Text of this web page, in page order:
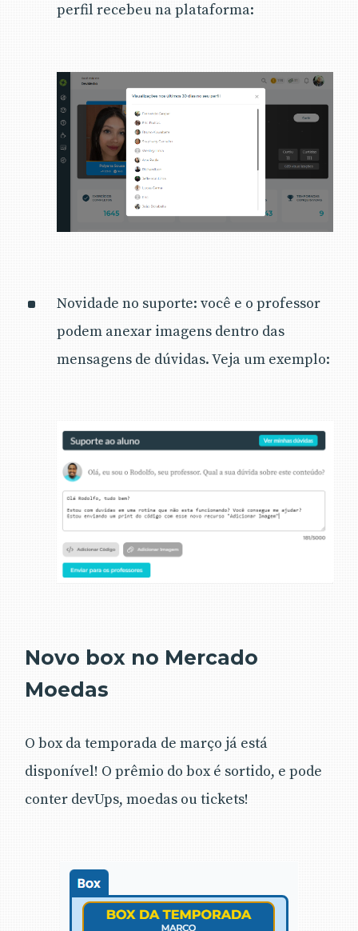
perfil recebeu na plataforma:
Novidade no suporte: você e o professor
podem anexar imagens dentro das
mensagens de dúvidas. Veja um exemplo:
Novo box no Mercado
Moedas
O box da temporada de março já está
disponível! O prêmio do box é sortido, e pode
conter devUps, moedas ou tickets!